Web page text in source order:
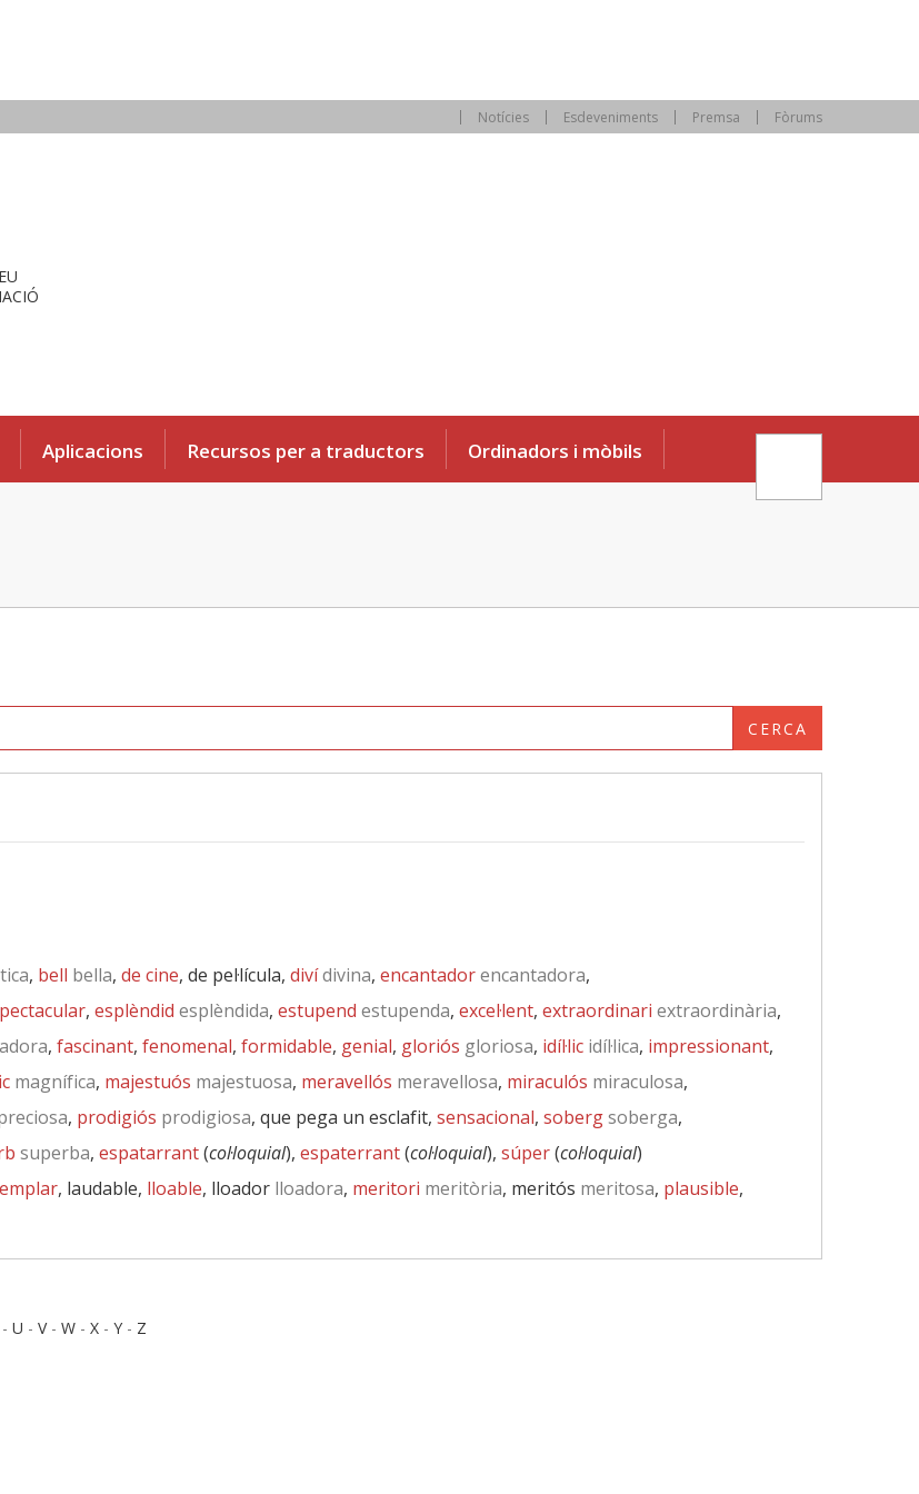
Notícies Esdeveniments Premsa Fòrums
Aplicacions Recursos per a traductors Ordinadors i mòbils
CERCA
, bell bella, de cine, de pel·lícula, divídivina, encantadorencantadora,
, esplèndid esplèndida, estupend estupenda, excel·lent, extraordinari extraordinària,
, fascinant, fenomenal, formidable, genial, gloriós gloriosa, idíl·lic idíl·lica, impressionant,
magnífica, majestuós majestuosa, meravellós meravellosa, miraculós miraculosa,
, prodigiós prodigiosa, que pega un esclafit, sensacional, sobergsoberga,
superba, espatarrant(col·loquial), espaterrant(col·loquial), súper(col·loquial)
, laudable, lloable, lloador lloadora, meritori meritòria, meritós meritosa, plausible,
- U - V- W - X - Y - Z